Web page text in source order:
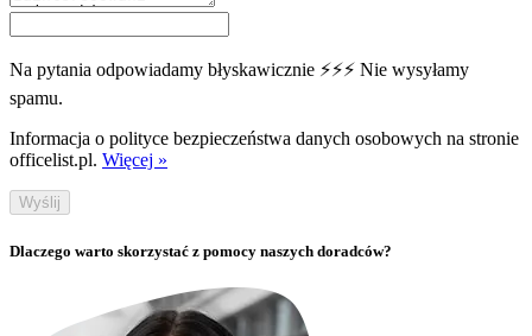
Na pytania odpowiadamy błyskawicznie ⚡⚡⚡ Nie wysyłamy
spamu.
Informacja o polityce bezpieczeństwa danych osobowych na stronie
officelist.pl. Więcej »
Wyślij
Dlaczego warto skorzystać z pomocy naszych doradców?